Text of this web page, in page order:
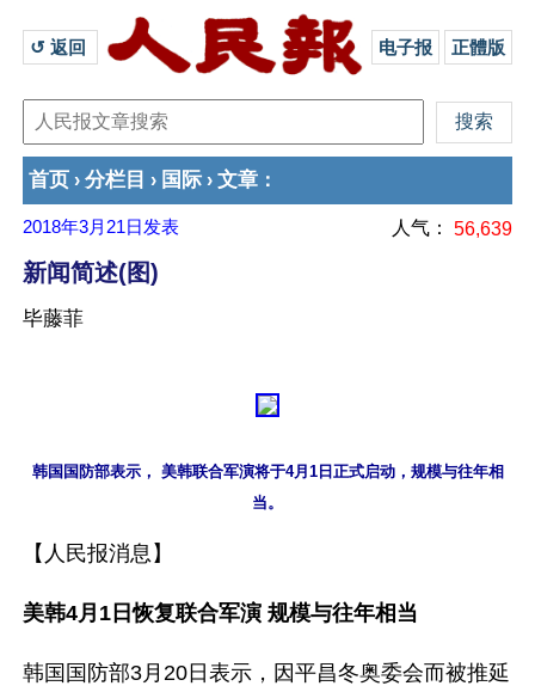
↺ 返回 电子报 正體版
首页 › 分栏目 › 国际 › 文章 ：
2018年3月21日 发表 人气： 56,639
新闻简述(图)
毕藤菲
韩国国防部表示， 美韩联合军演将于4月1日正式启动，规模与往年相
【人民报消息】
美韩4月1日恢复联合军演 规模与往年相当
韩国国防部3月20日表示，因平昌冬奥委会而被推延